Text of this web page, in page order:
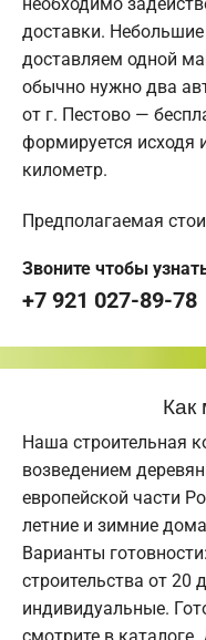
доставки.
доставляем одной
обычно нужно два
от г. Пестово —
формируется исходя
километр.
Предполагаемая
Звоните чтобы
+7 921 027-89-78
Наша строительная
возведением
европейской части
летние и зимние
Варианты
строительства от 20
индивидуальные.